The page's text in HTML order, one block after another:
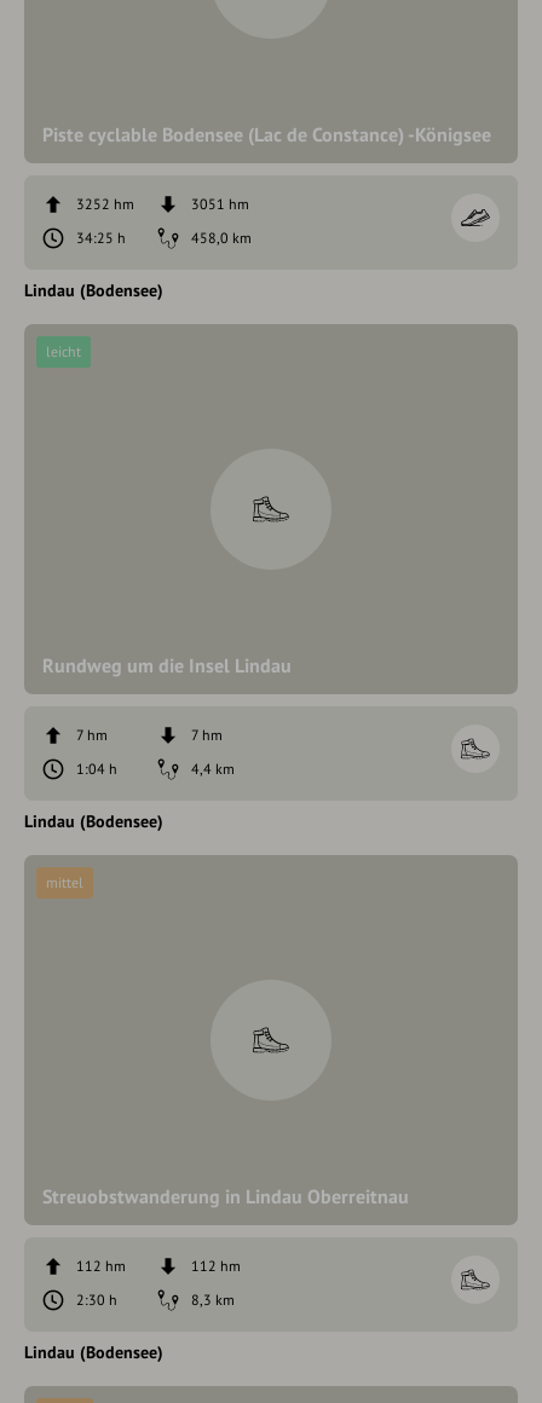
Piste cyclable Bodensee (Lac de Constance) -Königsee
3252 hm
3051 hm
34:25 h
458,0 km
Lindau (Bodensee)
Rundweg um die Insel Lindau
leicht
7 hm
7 hm
1:04 h
4,4 km
Lindau (Bodensee)
Streuobstwanderung in Lindau Oberreitnau
mittel
112 hm
112 hm
2:30 h
8,3 km
Lindau (Bodensee)